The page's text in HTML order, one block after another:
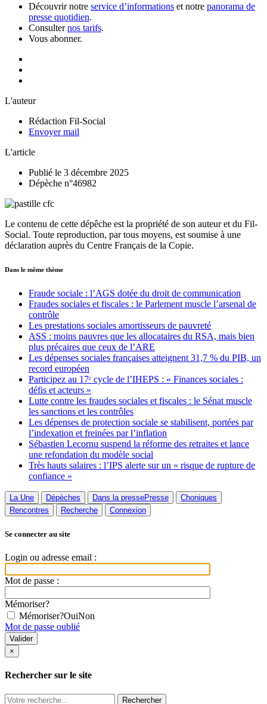
Découvrir notre service d’informations et notre panorama de
presse quotidien.
Consulternos tarifs.
Vous abonner.
L'auteur
Rédaction Fil-Social
Envoyer mail
L'article
Publié le 3 décembre 2025
Dépèche n°46982
Le contenu de cette dépêche est la propriété de son auteur et du Fil-
Social. Toute reproduction, par tous moyens, est soumise à une
déclaration auprès du Centre Français de la Copie.
Dans le même thème
Fraude sociale : l’AGS dotée du droit de communication
Fraudes sociales et fiscales : le Parlement muscle l’arsenal de
contrôle
Les prestations sociales amortisseurs de pauvreté
ASS : moins pauvres que les allocataires du RSA, mais bien
plus précaires que ceux de l’ARE
Les dépenses sociales françaises atteignent 31,7 % du PIB, un
record européen
Participez au 17ᵉ cycle de l’IHEPS : « Finances sociales :
défis et acteurs »
Lutte contre les fraudes sociales et fiscales : le Sénat muscle
les sanctions et les contrôles
Les dépenses de protection sociale se stabilisent, portées par
l’indexation et freinées par l’inflation
Sébastien Lecornu suspend la réforme des retraites et lance
une refondation du modèle social
Très hauts salaires : l’IPS alerte sur un « risque de rupture de
confiance »
La Une Dépèches Dans la pressePresse
Choniques
Rencontres
Recherche Connexion
Se connecter au site
Login ou adresse email :
Mot de passe :
Mémoriser?
Mémoriser?OuiNon
Mot de passe oublié
×
Rechercher sur le site